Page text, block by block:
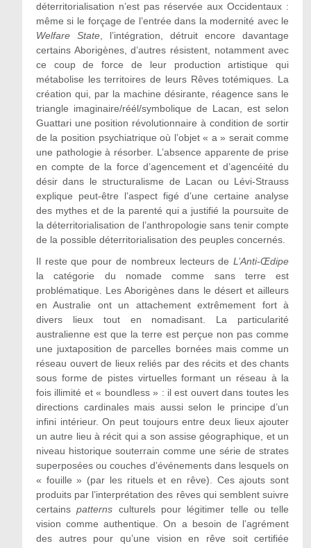
déterritorialisation n’est pas réservée aux Occidentaux :
même si le forçage de l’entrée dans la modernité avec le
Welfare State, l’intégration, détruit encore davantage
certains Aborigènes, d’autres résistent, notamment avec
ce coup de force de leur production artistique qui
métabolise les territoires de leurs Rêves totémiques. La
création qui, par la machine désirante, réagence sans le
triangle imaginaire/réél/symbolique de Lacan, est selon
Guattari une position révolutionnaire à condition de sortir
de la position psychiatrique où l’objet « a » serait comme
une pathologie à résorber. L’absence apparente de prise
en compte de la force d’agencement et d’agencéité du
désir dans le structuralisme de Lacan ou Lévi-Strauss
explique peut-être l’aspect figé d’une certaine analyse
des mythes et de la parenté qui a justifié la poursuite de
la déterritorialisation de l’anthropologie sans tenir compte
de la possible déterritorialisation des peuples concernés.
Il reste que pour de nombreux lecteurs deL’Anti-Œdipe
la catégorie du nomade comme sans terre est
problématique. Les Aborigènes dans le désert et ailleurs
en Australie ont un attachement extrêmement fort à
divers lieux tout en nomadisant. La particularité
australienne est que la terre est perçue non pas comme
une juxtaposition de parcelles bornées mais comme un
réseau ouvert de lieux reliés par des récits et des chants
sous forme de pistes virtuelles formant un réseau à la
fois illimité et « boundless » : il est ouvert dans toutes les
directions cardinales mais aussi selon le principe d’un
infini intérieur. On peut toujours entre deux lieux ajouter
un autre lieu à récit qui a son assise géographique, et un
niveau historique souterrain comme une série de strates
superposées ou couches d’événements dans lesquels on
« fouille » (par les rituels et en rêve). Ces ajouts sont
produits par l’interprétation des rêves qui semblent suivre
certainspatterns culturels pour légitimer telle ou telle
vision comme authentique. On a besoin de l’agrément
des autres pour qu’une vision en rêve soit certifiée